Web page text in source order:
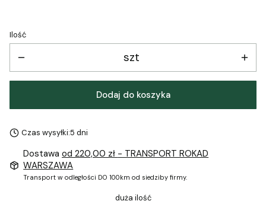
Ilość
szt
Dodaj do koszyka
Czas wysyłki:5 dni
Dostawaod 220,00 zł - TRANSPORT ROKAD
WARSZAWA
Transport w odległości DO 100km od siedziby firmy.
duża ilość